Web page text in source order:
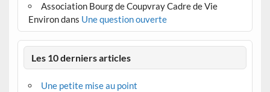
Association Bourg de Coupvray Cadre de Vie
Environdans Une question ouverte
Les 10 derniers articles
Une petite mise au point